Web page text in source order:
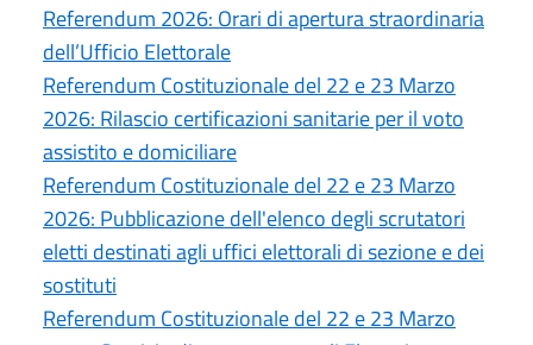
Referendum 2026: Orari di apertura straordinaria
dell’Ufficio Elettorale
Referendum Costituzionale del 22 e 23 Marzo
2026: Rilascio certificazioni sanitarie per il voto
assistito e domiciliare
Referendum Costituzionale del 22 e 23 Marzo
2026: Pubblicazione dell'elenco degli scrutatori
eletti destinati agli uffici elettorali di sezione e dei
sostituti
Referendum Costituzionale del 22 e 23 Marzo